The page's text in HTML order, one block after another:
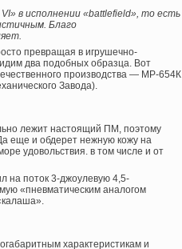
в исполнении «battlefield», то есть
Благо
превращая в игрушечно-
два подобных образца. Вот
производства — МР-654К
Завода).
лежит настоящий ПМ, поэтому
еще и обдерет нежную кожу на
удовольствия. в том числе и от
на поток 3-джоулевую 4,5-
«пневматическим аналогом
характеристикам и